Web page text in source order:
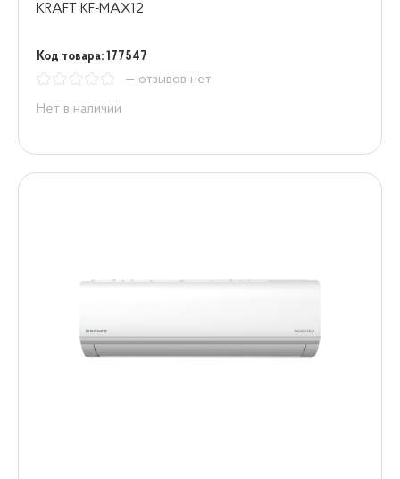
KRAFT KF-MAX12
Код товара: 177547
— отзывов нет
Нет в наличии